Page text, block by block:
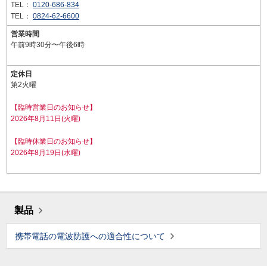
TEL： 0120-686-834
TEL： 0824-62-6600
営業時間
午前9時30分〜午後6時
定休日
第2火曜
【臨時営業日のお知らせ】
2026年8月11日(火曜)
【臨時休業日のお知らせ】
2026年8月19日(水曜)
製品
携帯電話の電波防護への適合性について